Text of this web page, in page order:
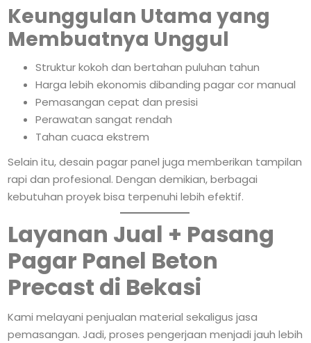
Keunggulan Utama yang
Membuatnya Unggul
Struktur kokoh dan bertahan puluhan tahun
Harga lebih ekonomis dibanding pagar cor manual
Pemasangan cepat dan presisi
Perawatan sangat rendah
Tahan cuaca ekstrem
Selain itu, desain pagar panel juga memberikan tampilan
rapi dan profesional. Dengan demikian, berbagai
kebutuhan proyek bisa terpenuhi lebih efektif.
Layanan Jual + Pasang
Pagar Panel Beton
Precast di Bekasi
Kami melayani penjualan material sekaligus jasa
pemasangan. Jadi, proses pengerjaan menjadi jauh lebih